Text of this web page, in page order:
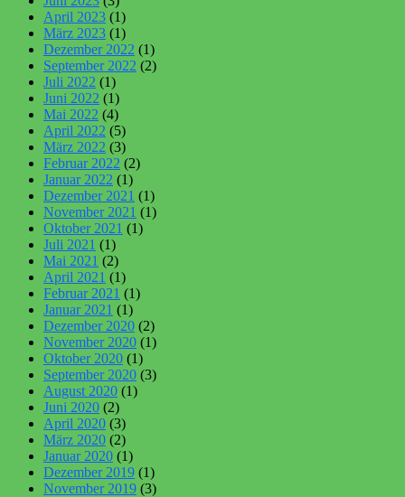
April 2023 (1)
März 2023 (1)
Dezember 2022 (1)
September 2022 (2)
Juli 2022 (1)
Juni 2022 (1)
Mai 2022 (4)
April 2022 (5)
März 2022 (3)
Februar 2022 (2)
Januar 2022 (1)
Dezember 2021 (1)
November 2021 (1)
Oktober 2021 (1)
Juli 2021 (1)
Mai 2021 (2)
April 2021 (1)
Februar 2021 (1)
Januar 2021 (1)
Dezember 2020 (2)
November 2020 (1)
Oktober 2020 (1)
September 2020 (3)
August 2020 (1)
Juni 2020 (2)
April 2020 (3)
März 2020 (2)
Januar 2020 (1)
Dezember 2019 (1)
November 2019 (3)